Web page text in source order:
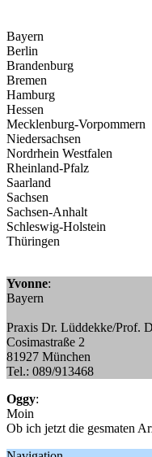
Bayern
Berlin
Brandenburg
Bremen
Hamburg
Hessen
Mecklenburg-Vorpommern
Niedersachsen
Nordrhein Westfalen
Rheinland-Pfalz
Saarland
Sachsen
Sachsen-Anhalt
Schleswig-Holstein
Thüringen
Yvonne:
Bayern
Praxis Dr. Lüddekke/Prof.
Cosimastraße 2
81927 München
Tel.: 089/913468
Oggy:
Moin
Ob ich jetzt die gesmaten